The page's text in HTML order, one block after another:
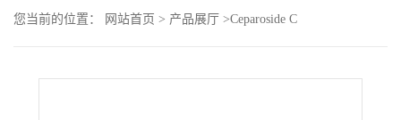
您当前的位置： 网站首页 > 产品展厅 >Ceparoside C